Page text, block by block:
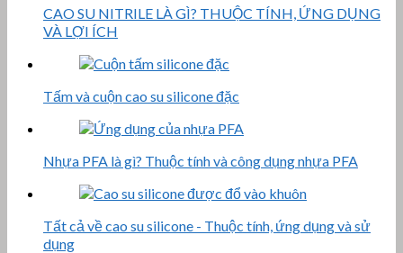
CAO SU NITRILE LÀ GÌ? THUỘC TÍNH, ỨNG DỤNG
VÀ LỢI ÍCH
Tấm và cuộn cao su silicone đặc
Nhựa PFA là gì? Thuộc tính và công dụng nhựa PFA
Tất cả về cao su silicone - Thuộc tính, ứng dụng và sử
dụng